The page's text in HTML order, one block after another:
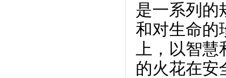
是一系列的
和对生命的
上，以智
的火花在安